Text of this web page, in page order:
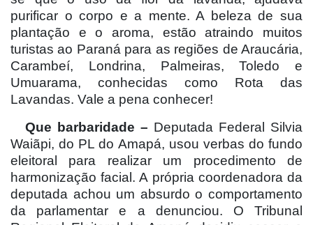
purificar o corpo e a mente. A beleza de sua
plantação e o aroma, estão atraindo muitos
turistas ao Paraná para as regiões de Araucária,
Carambeí, Londrina, Palmeiras, Toledo e
Umuarama, conhecidas como Rota das
Lavandas. Vale a pena conhecer!
Que barbaridade – Deputada Federal Silvia
Waiãpi, do PL do Amapá, usou verbas do fundo
eleitoral para realizar um procedimento de
harmonização facial. A própria coordenadora da
deputada achou um absurdo o comportamento
da parlamentar e a denunciou. O Tribunal